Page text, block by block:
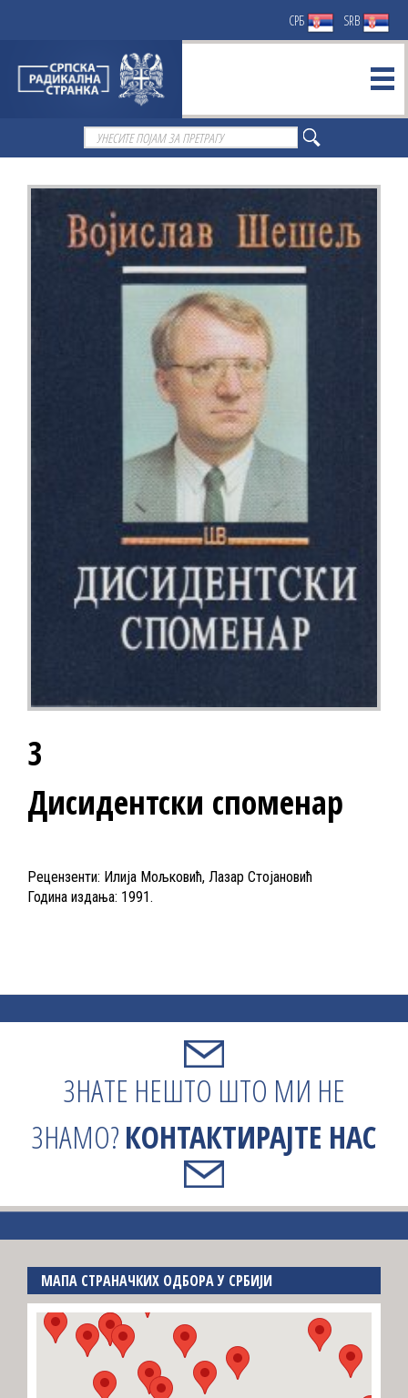
СРБ SRB
3
Дисидентски споменар
Рецензенти: Илија Мољковић, Лазар Стојановић
Година издања: 1991.
ЗНАТЕ НЕШТО ШТО МИ НЕ
ЗНАМО?КОНТАКТИРАЈТЕ НАС
МАПА СТРАНАЧКИХ ОДБОРА У СРБИЈИ